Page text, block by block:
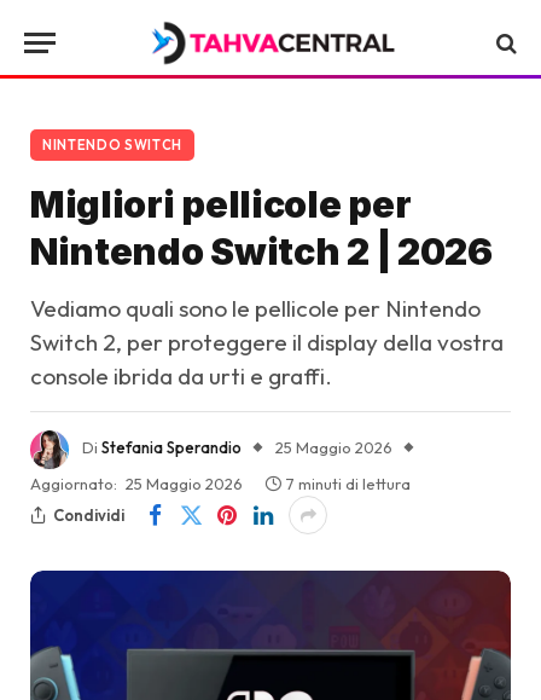
NINTENDO SWITCH
Migliori pellicole per
Nintendo Switch 2 | 2026
Vediamo quali sono le pellicole per Nintendo
Switch 2, per proteggere il display della vostra
console ibrida da urti e graffi.
Di Stefania Sperandio
25 Maggio 2026
Aggiornato: 25 Maggio 2026
7 minuti di lettura
Condividi